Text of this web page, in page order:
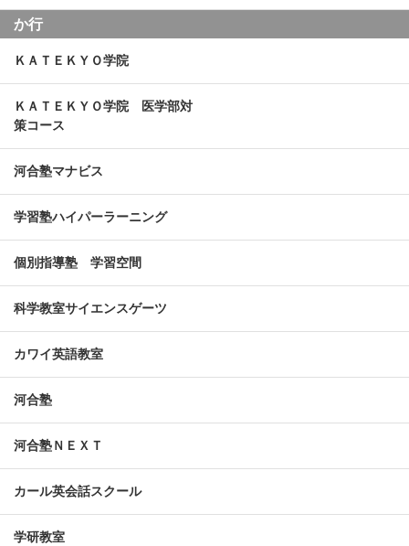
か行
ＫＡＴＥＫＹＯ学院
ＫＡＴＥＫＹＯ学院 医学部対
策コース
河合塾マナビス
学習塾ハイパーラーニング
個別指導塾 学習空間
科学教室サイエンスゲーツ
カワイ英語教室
河合塾
河合塾ＮＥＸＴ
カール英会話スクール
学研教室